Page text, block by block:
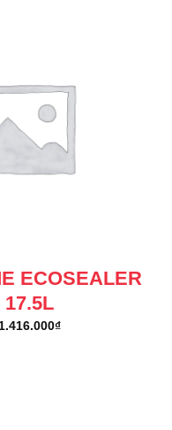
ECOSEALER
17.5L
1.416.000₫